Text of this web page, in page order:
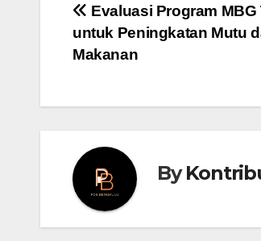
Post
navigation
Evaluasi Program
untuk Peningkatan Mutu
Makanan
By